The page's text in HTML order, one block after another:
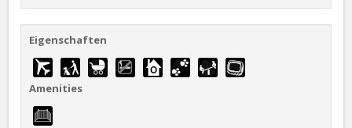
Eigenschaften
Amenities